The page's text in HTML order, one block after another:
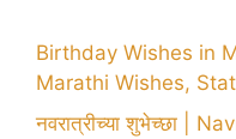
Birthday Wishes in
Marathi Wishes,
नवरात्रीच्या शुभेच्छा |